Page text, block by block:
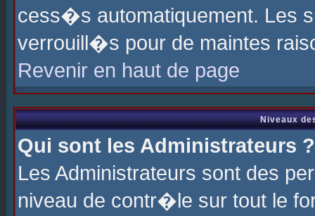
cess�s automatiquement. Les
verrouill�s pour de maintes
Revenir en haut de page
Niveaux
Qui sont les Administrateurs ?
Les Administrateurs sont des
niveau de contr�le sur tout le